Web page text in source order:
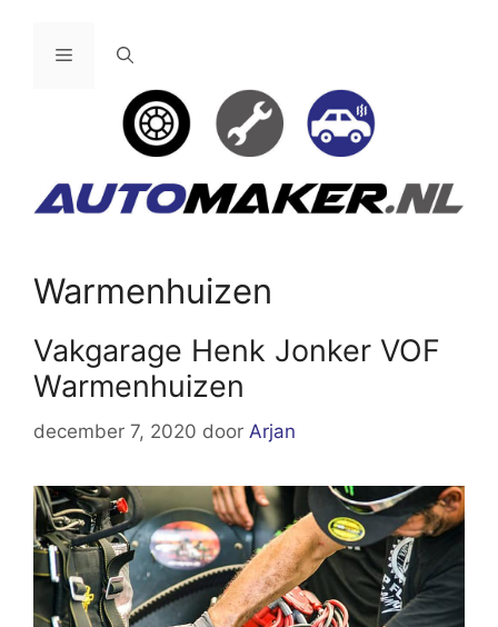
Menu
Warmenhuizen
Vakgarage Henk Jonker VOF
Warmenhuizen
december 7, 2020 door Arjan